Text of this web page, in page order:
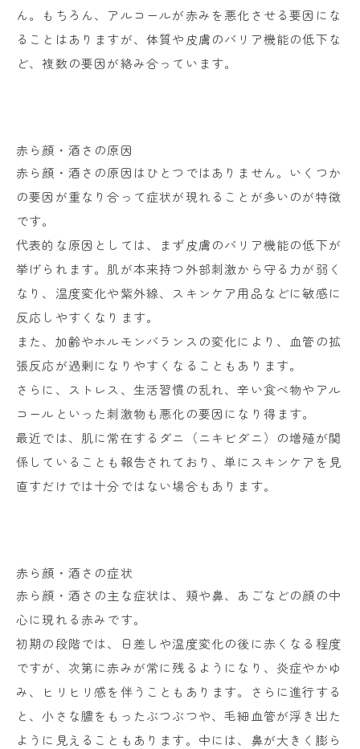
ん。もちろん、アルコールが赤みを悪化させる要因にな
ることはありますが、体質や皮膚のバリア機能の低下な
ど、複数の要因が絡み合っています。
赤ら顔・酒さの原因
赤ら顔・酒さの原因はひとつではありません。いくつか
の要因が重なり合って症状が現れることが多いのが特徴
です。
代表的な原因としては、まず皮膚のバリア機能の低下が
挙げられます。肌が本来持つ外部刺激から守る力が弱く
なり、温度変化や紫外線、スキンケア用品などに敏感に
反応しやすくなります。
また、加齢やホルモンバランスの変化により、血管の拡
張反応が過剰になりやすくなることもあります。
さらに、ストレス、生活習慣の乱れ、辛い食べ物やアル
コールといった刺激物も悪化の要因になり得ます。
最近では、肌に常在するダニ（ニキビダニ）の増殖が関
係していることも報告されており、単にスキンケアを見
直すだけでは十分ではない場合もあります。
赤ら顔・酒さの症状
赤ら顔・酒さの主な症状は、頬や鼻、あごなどの顔の中
心に現れる赤みです。
初期の段階では、日差しや温度変化の後に赤くなる程度
ですが、次第に赤みが常に残るようになり、炎症やかゆ
み、ヒリヒリ感を伴うこともあります。さらに進行する
と、小さな膿をもったぶつぶつや、毛細血管が浮き出た
ように見えることもあります。中には、鼻が大きく膨ら